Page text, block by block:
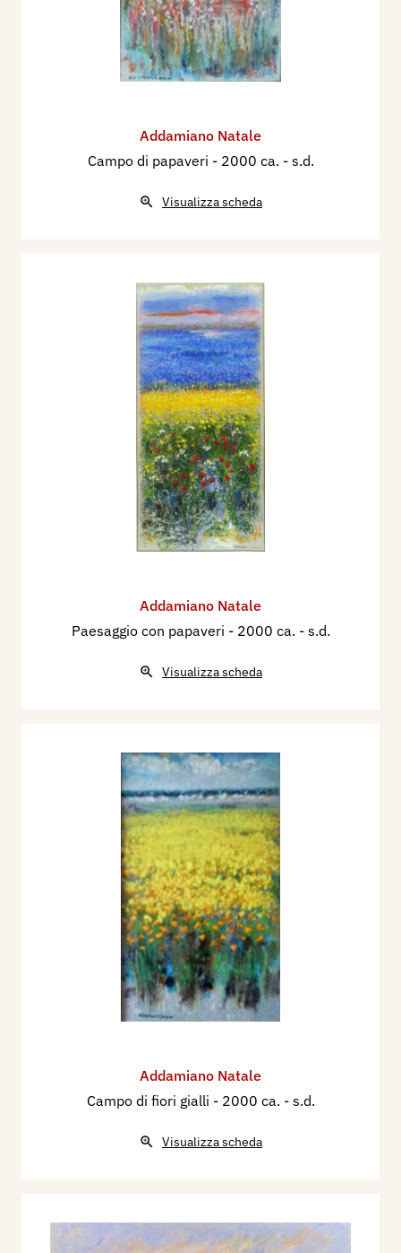
Addamiano Natale
Campo di papaveri - 2000 ca. - s.d.
Visualizza scheda
Addamiano Natale
Paesaggio con papaveri - 2000 ca. - s.d.
Visualizza scheda
Addamiano Natale
Campo di fiori gialli - 2000 ca. - s.d.
Visualizza scheda